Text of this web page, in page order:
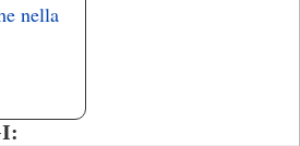
nella